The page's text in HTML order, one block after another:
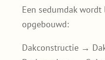
Een sedumdak
opgebouwd:
Dakconstructie →